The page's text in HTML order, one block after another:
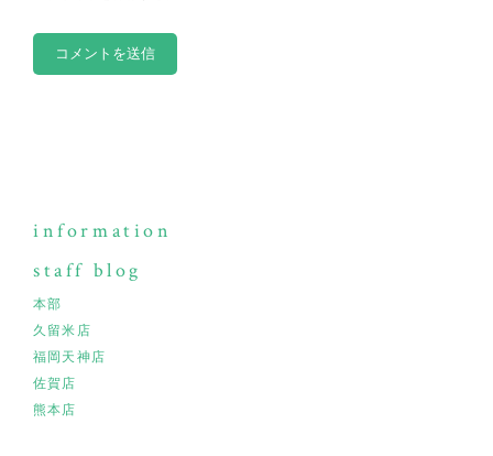
information
staff blog
本部
久留米店
福岡天神店
佐賀店
熊本店